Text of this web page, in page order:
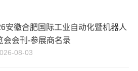
安徽合肥国际工业自动化暨机器人
会会刊-参展商名录
08-03